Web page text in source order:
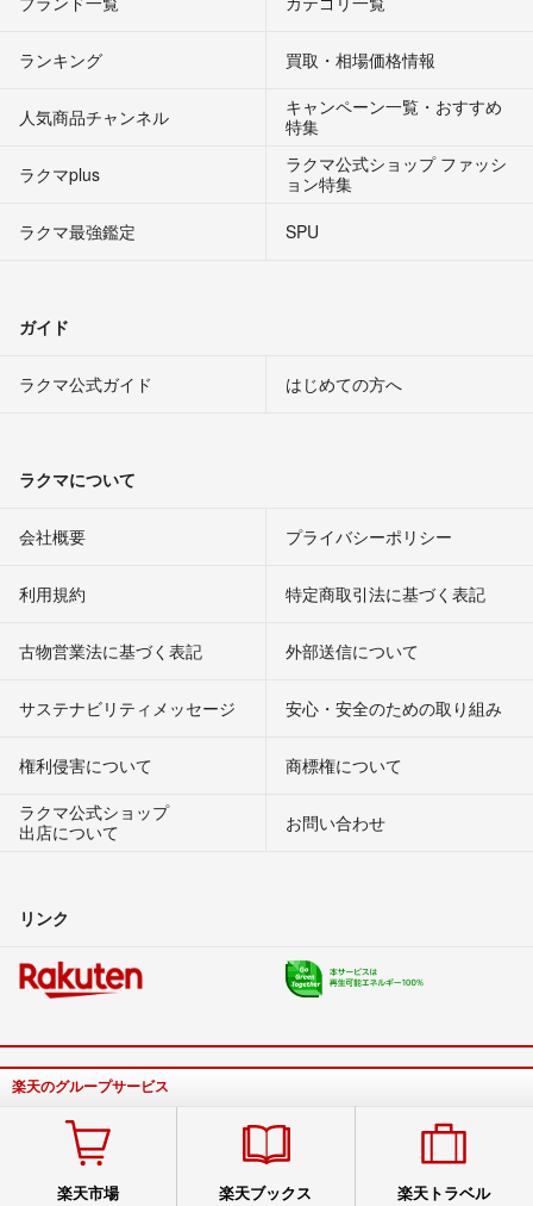
ランキング 買取・相場価格情報
人気商品チャンネル
キャンペーン一覧・おすすめ
特集
ラクマplus
ラクマ公式ショップ ファッシ
ョン特集
ラクマ最強鑑定
SPU
ガイド
ラクマ公式ガイド はじめての方へ
ラクマについて
会社概要 プライバシーポリシー
利用規約 特定商取引法に基づく表記
古物営業法に基づく表記 外部送信について
サステナビリティメッセージ 安心・安全のための取り組み
権利侵害について
商標権について
ラクマ公式ショップ
出店について
お問い合わせ
リンク
楽天のグループサービス
楽天市場 楽天ブックス 楽天トラベル